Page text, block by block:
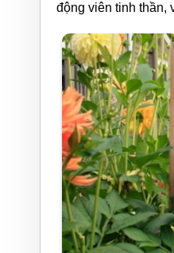
động viên tinh thần,